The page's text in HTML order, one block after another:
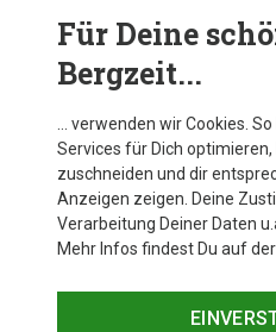
Du sparst bis 26%
Für Deine
Bergzeit...
… verwenden wir Cookies.
Services für Dich
zuschneiden und dir
Anzeigen zeigen. Deine
Verarbeitung Deiner Daten
Mehr Infos findest Du auf der